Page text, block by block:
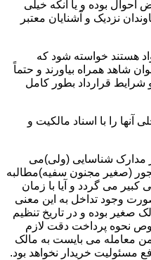
احوال بوده و یا آنکه خیلی
نزدیک و آشنایان معتبر
هستند خواسته شود که
شاهد همراه بیاورند و حتماً
شرایط قرارداد بطور کامل
آنها را با اسناد مالکیت و
مدارک شناسایی (ولی)می
(صغیر مجنون سفیه)مطالبه
می گردد و آیا با زمان
وجود تداخل به این معنی
صغیر بوده و در تاریخ تنظیم
نحوه پرداخت دقت لازم
معامله می بایست به مالک
مسئولیت خریدار نخواهد بود.